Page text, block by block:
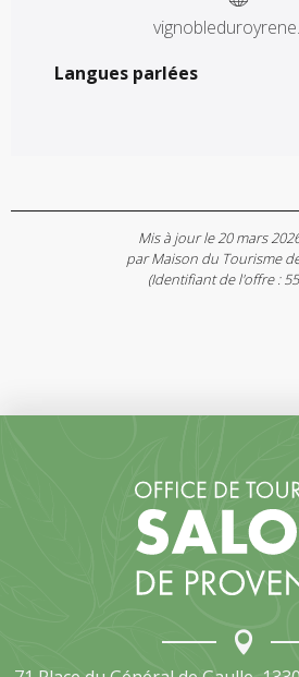
Langues parlées
Langues parlées
Mis à jour le 20 mars
par Maison du Tourisme
(Identifiant de l'offre :